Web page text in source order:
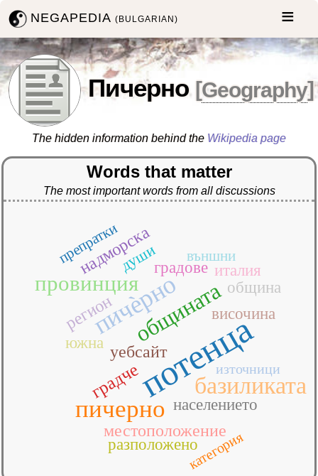
NEGAPEDIA(BULGARIAN)
Пичерно [Geography]
The hidden information behind the Wikipedia page
Words that matter
The most important words from all discussions
потенца
пичѐрно
пичерно
базиликата
общината
провинция
градче
местоположение
надморска
регион
уебсайт
височина
градове италия
населението
община
разположено
южна
души външни
препратки
източници
категория